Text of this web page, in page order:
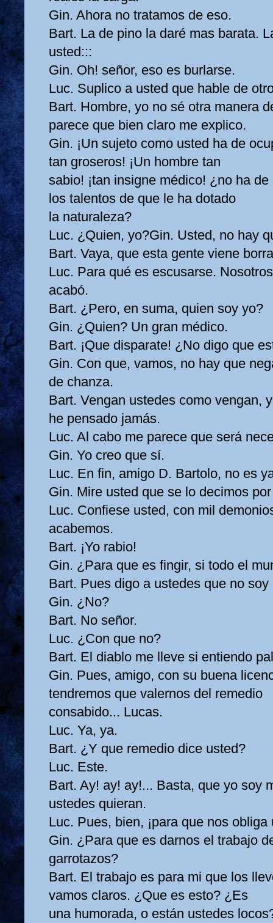
Gin. Ahora no tratamos de eso.
Bart. La de pino la daré mas barata.
usted:::
Gin. Oh! señor, eso es burlarse.
Luc. Suplico a usted que hable de
Bart. Hombre, yo no sé otra manera
parece que bien claro me explico.
Gin. ¡Un sujeto como usted ha de
tan groseros! ¡Un hombre tan
sabio! ¡tan insigne médico! ¿no ha
los talentos de que le ha dotado
la naturaleza?
Luc. ¿Quien, yo?Gin. Usted, no hay
Bart. Vaya, que esta gente viene
Luc. Para qué es escusarse.
acabó.
Bart. ¿Pero, en suma, quien soy yo?
Gin. ¿Quien? Un gran médico.
Bart. ¡Que disparate! ¿No digo que
Gin. Con que, vamos, no hay que
de chanza.
Bart. Vengan ustedes como vengan,
he pensado jamás.
Luc. Al cabo me parece que será
Gin. Yo creo que sí.
Luc. En fin, amigo D. Bartolo, no es
Gin. Mire usted que se lo decimos
Luc. Confiese usted, con mil
acabemos.
Bart. ¡Yo rabio!
Gin. ¿Para que es fingir, si todo el
Bart. Pues digo a ustedes que no soy
Gin. ¿No?
Bart. No señor.
Luc. ¿Con que no?
Bart. El diablo me lleve si entiendo
Gin. Pues, amigo, con su buena
tendremos que valernos del remedio
consabido... Lucas.
Luc. Ya, ya.
Bart. ¿Y que remedio dice usted?
Luc. Este.
Bart. Ay! ay! ay!... Basta, que yo soy
ustedes quieran.
Luc. Pues, bien, ¡para que nos
Gin. ¿Para que es darnos el trabajo
garrotazos?
Bart. El trabajo es para mi que los
vamos claros. ¿Que es esto? ¿Es
una humorada, o están ustedes